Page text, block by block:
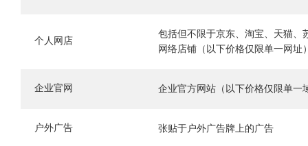
个人网店
包括但不限于京东、淘宝、天猫、
网络店铺（以下价格仅限单一网址
企业官网 企业官方网站（以下价格仅限单一
户外广告 张贴于户外广告牌上的广告